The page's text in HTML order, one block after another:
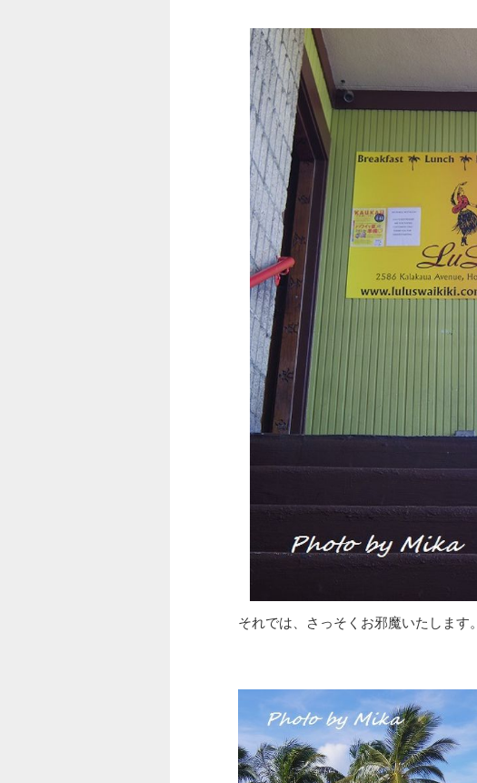
それでは、さっそくお邪魔いたします。